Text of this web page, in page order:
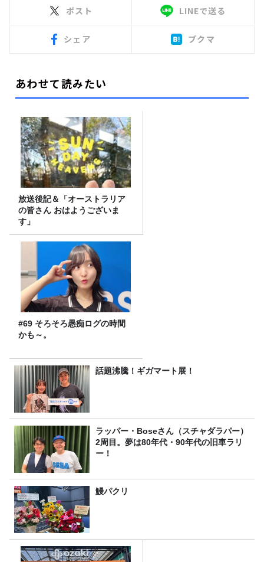
ポスト LINEで送る
シェア ブクマ
あわせて読みたい
放送後記＆「オーストラリア
の皆さん おはようございま
す」
#69 そろそろ愚痴ログの時間
かも～。
話題沸騰！ギガマート展！
ラッパー・Boseさん（スチャダラパー）
2周目。夢は80年代・90年代の旧車ラリ
ー！
鰻パクリ